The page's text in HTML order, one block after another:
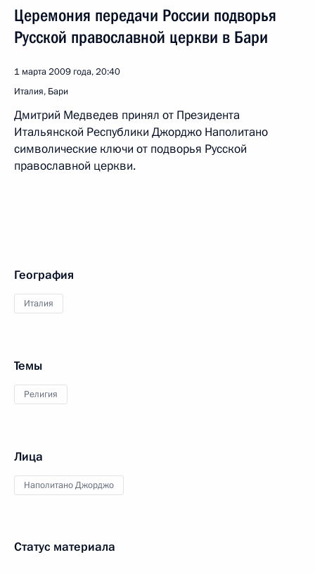
Церемония передачи России подворья
Русской православной церкви в Бари
1 марта 2009 года, 20:40
Италия, Бари
Дмитрий Медведев принял от Президента
Итальянской Республики Джорджо Наполитано
символические ключи от подворья Русской
православной церкви.
География
Италия
Темы
Религия
Лица
Наполитано Джорджо
Статус материала